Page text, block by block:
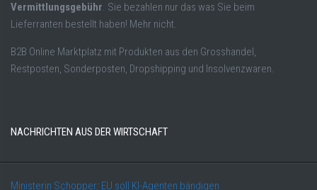
Vermittlungsgebühr. Sie bezahlen nur das was Sie beim
Lieferranten bestellt haben! Mehr nicht.
B2B Online Marktplatz mit Produkten aus den Grosshandel,
Restposten, Sonderposten, Dropshipping und Insolvenzwaren.
NACHRICHTEN AUS DER WIRTSCHAFT
Ministerin Schopper: EU soll KI-Agenten bändigen